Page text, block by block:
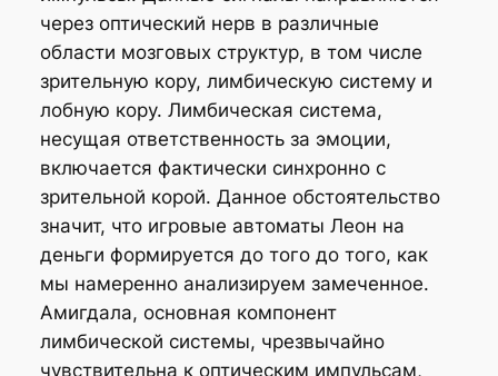
через оптический нерв в различные
области мозговых структур, в том числе
зрительную кору, лимбическую систему и
лобную кору. Лимбическая система,
несущая ответственность за эмоции,
включается фактически синхронно с
зрительной корой. Данное обстоятельство
значит, что игровые автоматы Леон на
деньги формируется до того до того, как
мы намеренно анализируем замеченное.
Амигдала, основная компонент
лимбической системы, чрезвычайно
чувствительна к оптическим импульсам,